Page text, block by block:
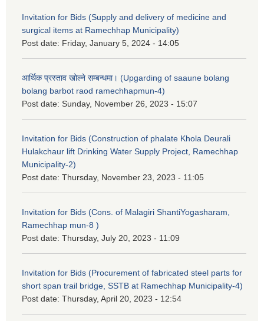
Invitation for Bids (Supply and delivery of medicine and
surgical items at Ramechhap Municipality)
Post date: Friday, January 5, 2024 - 14:05
आर्थिक प्रस्ताव खोल्ने सम्बन्धमा। (Upgarding of saaune bolang
bolang barbot raod ramechhapmun-4)
Post date: Sunday, November 26, 2023 - 15:07
Invitation for Bids (Construction of phalate Khola Deurali
Hulakchaur lift Drinking Water Supply Project, Ramechhap
Municipality-2)
Post date: Thursday, November 23, 2023 - 11:05
Invitation for Bids (Cons. of Malagiri ShantiYogasharam,
Ramechhap mun-8 )
Post date: Thursday, July 20, 2023 - 11:09
Invitation for Bids (Procurement of fabricated steel parts for
short span trail bridge, SSTB at Ramechhap Municipality-4)
Post date: Thursday, April 20, 2023 - 12:54